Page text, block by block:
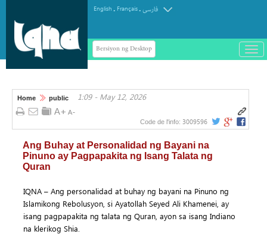
English . Français.فارسی
Bersiyon ng Desktop
باز
و
Home public 1:09 - May 12, 2026
Code de l'info: 3009596
Ang Buhay at Personalidad ng Bayani na
Pinuno ay Pagpapakita ng Isang Talata ng
Quran
IQNA – Ang personalidad at buhay ng bayani na Pinuno ng
Islamikong Rebolusyon, si Ayatollah Seyed Ali Khamenei, ay
isang pagpapakita ng talata ng Quran, ayon sa isang Indiano
na klerikog Shia.